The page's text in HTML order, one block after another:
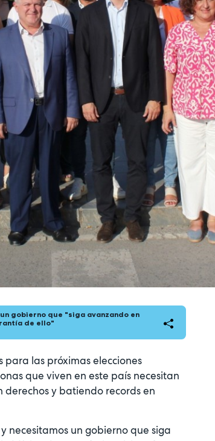
gobierno que "siga avanzando en
de ello"
para las próximas elecciones
que viven en este país necesitan
y batiendo records en
necesitamos un gobierno que siga